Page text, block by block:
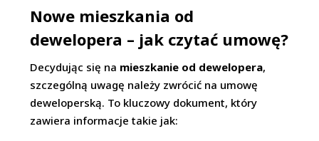
Nowe mieszkania od
dewelopera – jak czytać umowę?
Decydując się na mieszkanie od dewelopera,
szczególną uwagę należy zwrócić na umowę
deweloperską. To kluczowy dokument, który
zawiera informacje takie jak: